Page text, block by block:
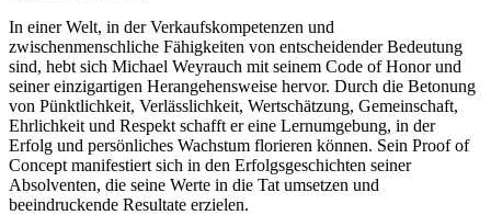
In einer Welt, in der Verkaufskompetenzen und
zwischenmenschliche Fähigkeiten von entscheidender Bedeutung
sind, hebt sich Michael Weyrauch mit seinem Code of Honor und
seiner einzigartigen Herangehensweise hervor. Durch die Betonung
von Pünktlichkeit, Verlässlichkeit, Wertschätzung, Gemeinschaft,
Ehrlichkeit und Respekt schafft er eine Lernumgebung, in der
Erfolg und persönliches Wachstum florieren können. Sein Proof of
Concept manifestiert sich in den Erfolgsgeschichten seiner
Absolventen, die seine Werte in die Tat umsetzen und
beeindruckende Resultate erzielen.